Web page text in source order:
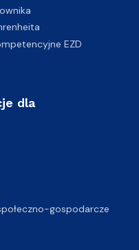
EZD
dla
gospodarcze